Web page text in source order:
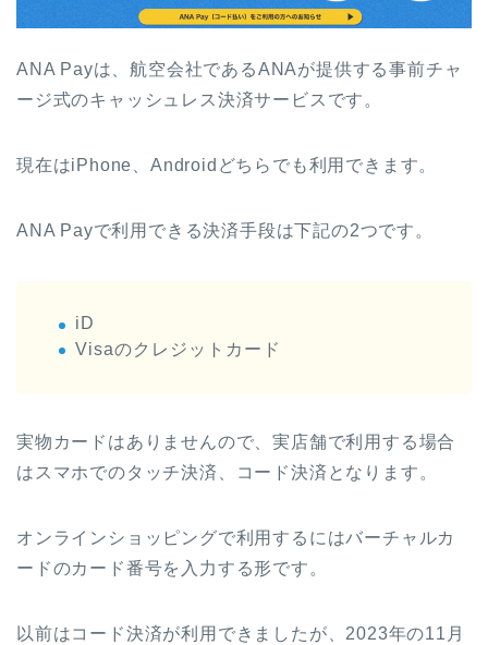
ANA Payは、航空会社であるANAが提供する事前チャ
ージ式のキャッシュレス決済サービスです。
現在はiPhone、Androidどちらでも利用できます。
ANA Payで利用できる決済手段は下記の2つです。
iD
Visaのクレジットカード
実物カードはありませんので、実店舗で利用する場合
はスマホでのタッチ決済、コード決済となります。
オンラインショッピングで利用するにはバーチャルカ
ードのカード番号を入力する形です。
以前はコード決済が利用できましたが、2023年の11月